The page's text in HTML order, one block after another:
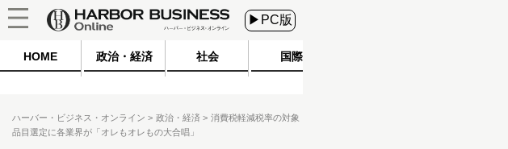
▶PC版
HOME 政治・経済 社会 国際
ハーバー・ビジネス・オンライン 政治・経済
消費税軽減税率の対象
品目選定に各業界が「オレもオレもの大合唱」